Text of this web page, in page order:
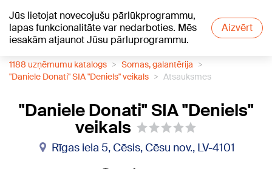
Jūs lietojat novecojušu pārlūkprogrammu,
lapas funkcionalitāte var nedarboties. Mēs
iesakām atjaunot Jūsu pārluprogrammu.
Aizvērt
+21°C
1188 uzņēmumu katalogs
Somas, galantērija
"Daniele Donati" SIA "Deniels" veikals
Atsauksmes
"Daniele Donati" SIA "Deniels"
veikals
Rīgas iela 5, Cēsis, Cēsu nov., LV-4101